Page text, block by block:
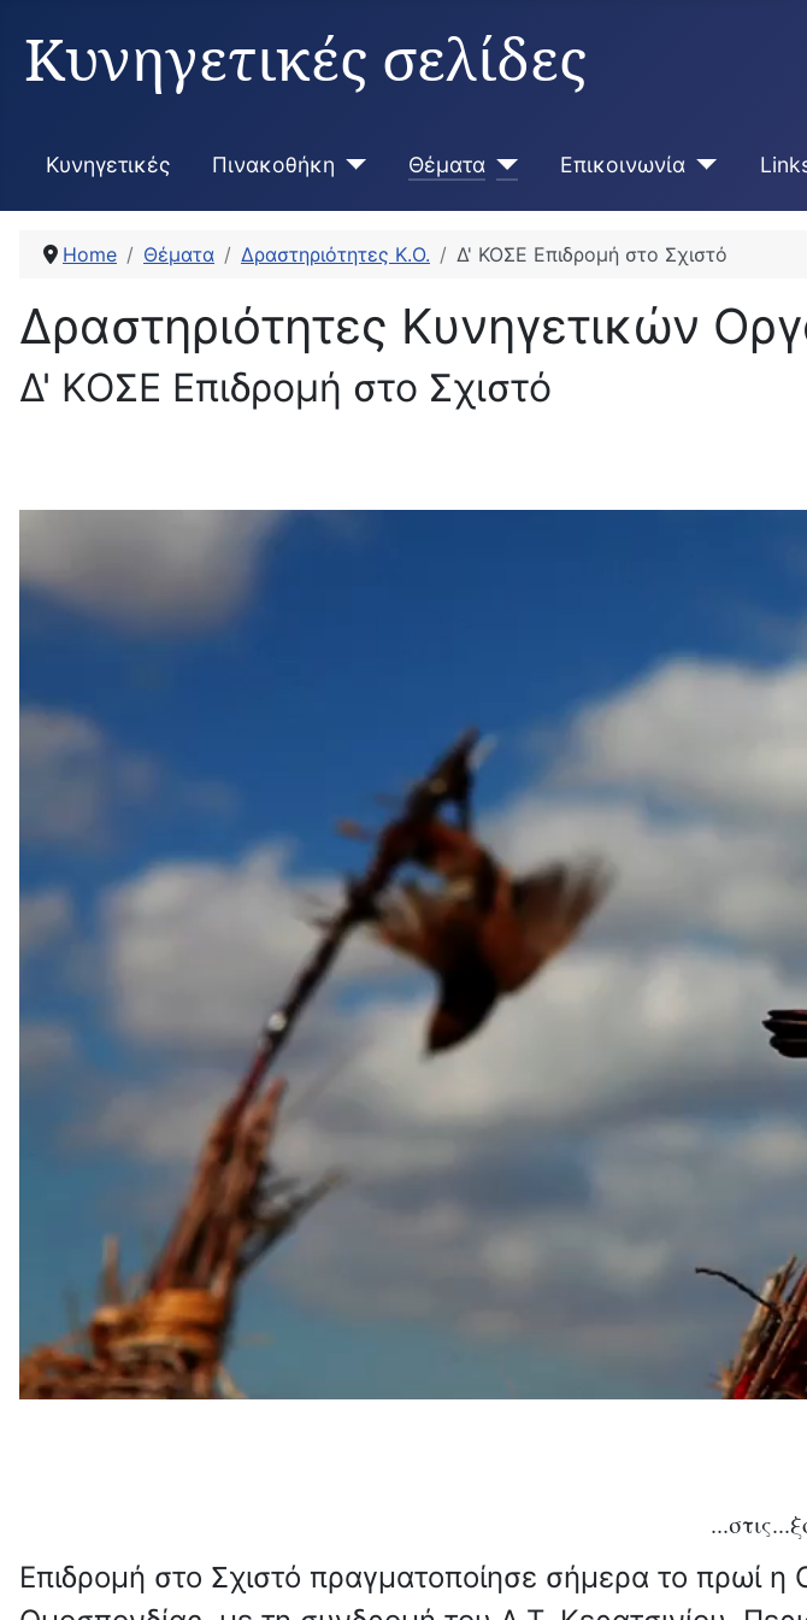
Κυνηγετικές σελίδες
Κυνηγετικές Πινακοθήκη Θέματα Επικοινωνία
Home Θέματα Δραστηριότητες Κ.Ο. Δ' ΚΟΣΕ Επιδρομή στο Σχιστό
Δραστηριότητες Κυνηγετικών
Δ' ΚΟΣΕ Επιδρομή στο Σχιστό
Επιδρομή στο Σχιστό πραγματοποίησε σήμερα το πρωί